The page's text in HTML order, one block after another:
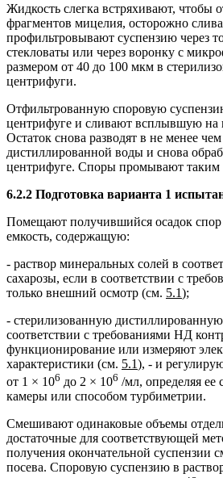
Жидкость слегка встряхивают, чтобы
фрагментов мицелия, осторожно
профильтровывают суспензию через
стекловаты или через воронку с
размером от 40 до 100 мкм в
центрифуги.
Отфильтрованную споровую
центрифуге и сливают всплывшую на
Остаток снова разводят в не менее
дистиллированной воды и снова
центрифуге. Споры промывают таким
6.2.2 Подготовка варианта 1
Помещают получившийся осадок спор
емкость, содержащую:
- раствор минеральных солей в
сахарозы, если в соответствии с
только внешний осмотр (см. 5.1);
- стерилизованную дистиллированную
соответствии с требованиями НД
функционирование или измеряют
характеристики (см. 5.1), - и
от 1 × 106 до 2 × 106 /мл, определяя
камеры или способом турбиметрии.
Смешивают одинаковые объемы
достаточные для соответствующей
получения окончательной суспензии
посева. Споровую суспензию в